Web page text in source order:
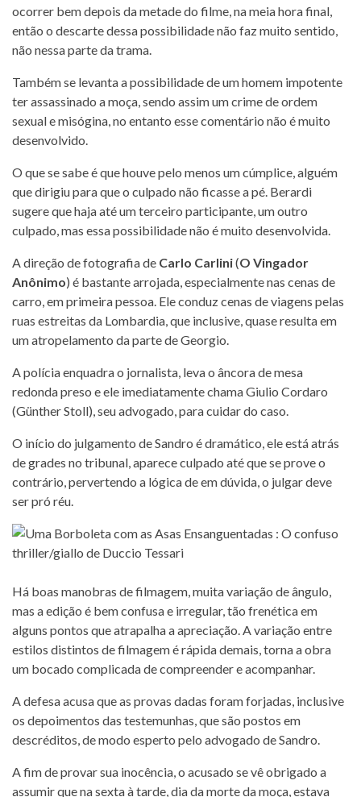
ocorrer bem depois da metade do filme, na meia hora final,
então o descarte dessa possibilidade não faz muito sentido,
não nessa parte da trama.
Também se levanta a possibilidade de um homem impotente
ter assassinado a moça, sendo assim um crime de ordem
sexual e misógina, no entanto esse comentário não é muito
desenvolvido.
O que se sabe é que houve pelo menos um cúmplice, alguém
que dirigiu para que o culpado não ficasse a pé. Berardi
sugere que haja até um terceiro participante, um outro
culpado, mas essa possibilidade não é muito desenvolvida.
A direção de fotografia de Carlo Carlini(O Vingador
Anônimo) é bastante arrojada, especialmente nas cenas de
carro, em primeira pessoa. Ele conduz cenas de viagens pelas
ruas estreitas da Lombardia, que inclusive, quase resulta em
um atropelamento da parte de Georgio.
A polícia enquadra o jornalista, leva o âncora de mesa
redonda preso e ele imediatamente chama Giulio Cordaro
(Günther Stoll), seu advogado, para cuidar do caso.
O início do julgamento de Sandro é dramático, ele está atrás
de grades no tribunal, aparece culpado até que se prove o
contrário, pervertendo a lógica de em dúvida, o julgar deve
ser pró réu.
Há boas manobras de filmagem, muita variação de ângulo,
mas a edição é bem confusa e irregular, tão frenética em
alguns pontos que atrapalha a apreciação. A variação entre
estilos distintos de filmagem é rápida demais, torna a obra
um bocado complicada de compreender e acompanhar.
A defesa acusa que as provas dadas foram forjadas, inclusive
os depoimentos das testemunhas, que são postos em
descréditos, de modo esperto pelo advogado de Sandro.
A fim de provar sua inocência, o acusado se vê obrigado a
assumir que na sexta à tarde, dia da morte da moça, estava